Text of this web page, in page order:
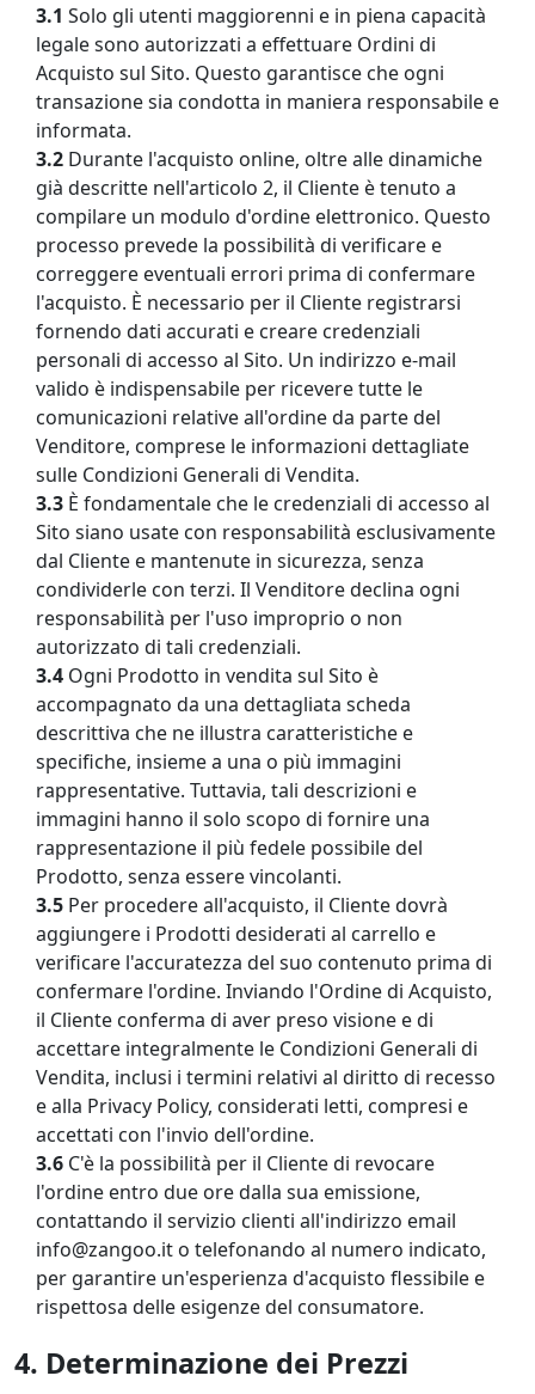
3.1 Solo gli utenti maggiorenni e in piena capacità
legale sono autorizzati a effettuare Ordini di
Acquisto sul Sito. Questo garantisce che ogni
transazione sia condotta in maniera responsabile e
informata.
3.2 Durante l'acquisto online, oltre alle dinamiche
già descritte nell'articolo 2, il Cliente è tenuto a
compilare un modulo d'ordine elettronico. Questo
processo prevede la possibilità di verificare e
correggere eventuali errori prima di confermare
l'acquisto. È necessario per il Cliente registrarsi
fornendo dati accurati e creare credenziali
personali di accesso al Sito. Un indirizzo e-mail
valido è indispensabile per ricevere tutte le
comunicazioni relative all'ordine da parte del
Venditore, comprese le informazioni dettagliate
sulle Condizioni Generali di Vendita.
3.3 È fondamentale che le credenziali di accesso al
Sito siano usate con responsabilità esclusivamente
dal Cliente e mantenute in sicurezza, senza
condividerle con terzi. Il Venditore declina ogni
responsabilità per l'uso improprio o non
autorizzato di tali credenziali.
3.4 Ogni Prodotto in vendita sul Sito è
accompagnato da una dettagliata scheda
descrittiva che ne illustra caratteristiche e
specifiche, insieme a una o più immagini
rappresentative. Tuttavia, tali descrizioni e
immagini hanno il solo scopo di fornire una
rappresentazione il più fedele possibile del
Prodotto, senza essere vincolanti.
3.5 Per procedere all'acquisto, il Cliente dovrà
aggiungere i Prodotti desiderati al carrello e
verificare l'accuratezza del suo contenuto prima di
confermare l'ordine. Inviando l'Ordine di Acquisto,
il Cliente conferma di aver preso visione e di
accettare integralmente le Condizioni Generali di
Vendita, inclusi i termini relativi al diritto di recesso
e alla Privacy Policy, considerati letti, compresi e
accettati con l'invio dell'ordine.
3.6 C'è la possibilità per il Cliente di revocare
l'ordine entro due ore dalla sua emissione,
contattando il servizio clienti all'indirizzo email
info@zangoo.it o telefonando al numero indicato,
per garantire un'esperienza d'acquisto flessibile e
rispettosa delle esigenze del consumatore.
4. Determinazione dei Prezzi